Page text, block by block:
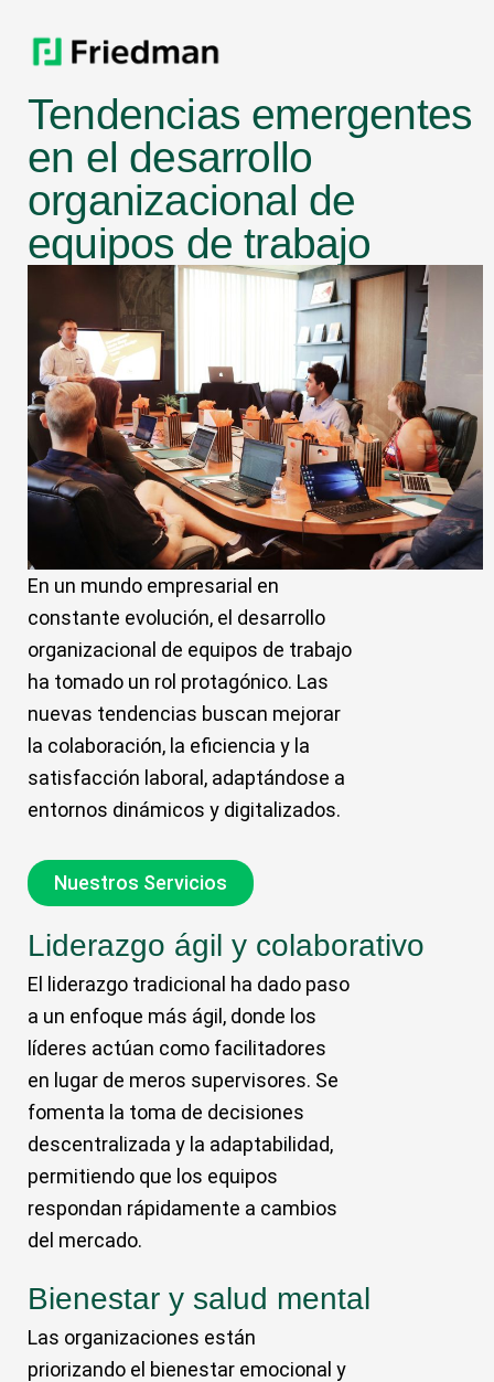
Tendencias emergentes
en el desarrollo
organizacional de
equipos de trabajo
En un mundo empresarial en
constante evolución, el desarrollo
organizacional de equipos de trabajo
ha tomado un rol protagónico. Las
nuevas tendencias buscan mejorar
la colaboración, la eficiencia y la
satisfacción laboral, adaptándose a
entornos dinámicos y digitalizados.
Nuestros Servicios
Liderazgo ágil y colaborativo
El liderazgo tradicional ha dado paso
a un enfoque más ágil, donde los
líderes actúan como facilitadores
en lugar de meros supervisores. Se
fomenta la toma de decisiones
descentralizada y la adaptabilidad,
permitiendo que los equipos
respondan rápidamente a cambios
del mercado.
Bienestar y salud mental
Las organizaciones están
priorizando el bienestar emocional y